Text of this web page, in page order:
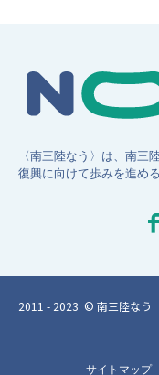
〈南三陸なう〉は、南三
復興に向けて歩みを進め
2011 - 2023 © 南三陸なう
サイトマップ